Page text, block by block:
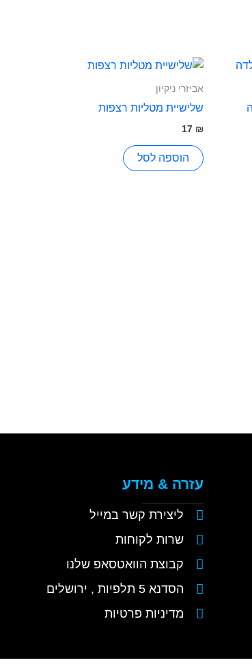
אביזרי ניקיון
שלישיית מטליות רצפות
17 ₪
הוספה לסל
עזרה & מידע
ליצירת קשר במייל
שרות לקוחות
קבוצת הוואטסאפ שלנו
הסדנא 5 תלפיות , ירושלים
מדיניות פרטיות